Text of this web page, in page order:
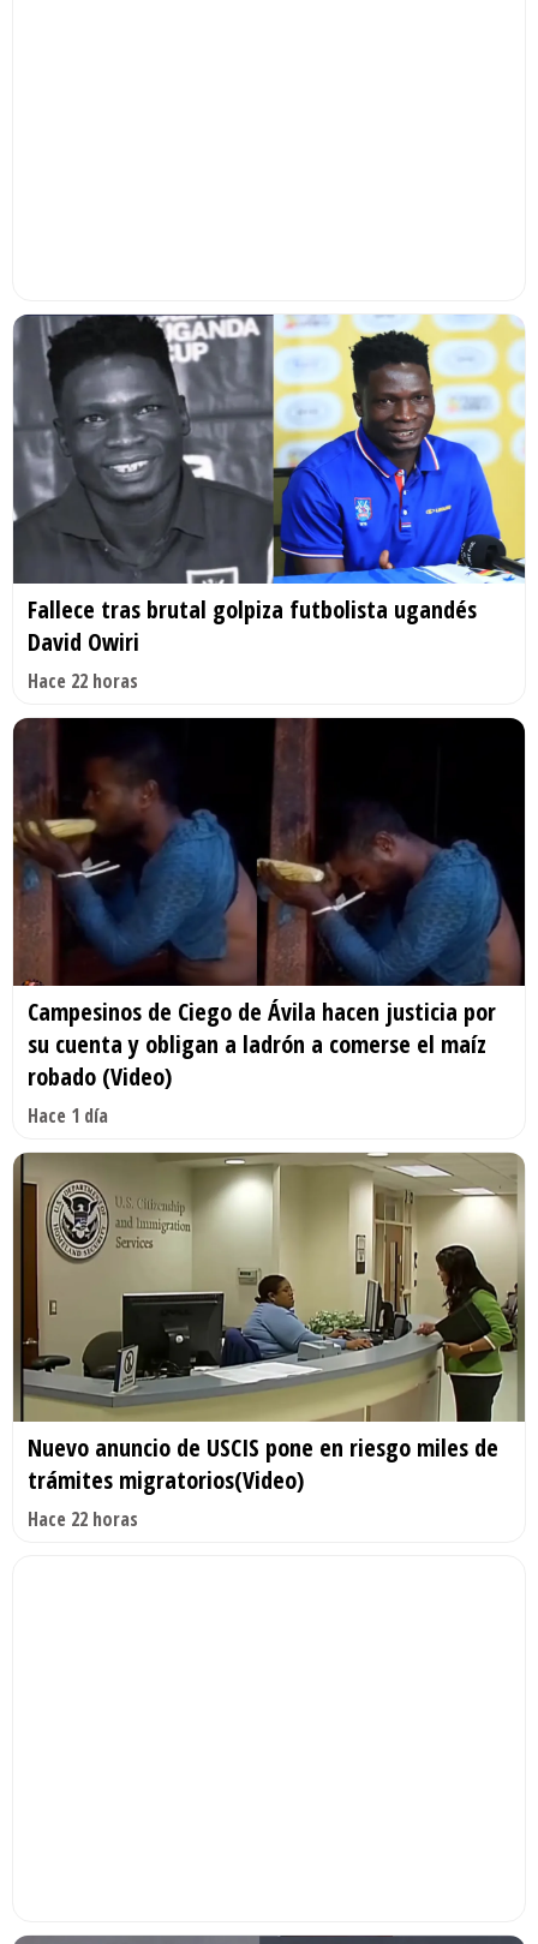
Fallece tras brutal golpiza futbolista ugandés
David Owiri
Hace 22 horas
Campesinos de Ciego de Ávila hacen justicia por
su cuenta y obligan a ladrón a comerse el maíz
robado (Video)
Hace 1 día
Nuevo anuncio de USCIS pone en riesgo miles de
trámites migratorios(Video)
Hace 22 horas